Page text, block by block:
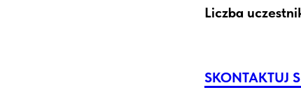
Liczba
SKONTAKTUJ